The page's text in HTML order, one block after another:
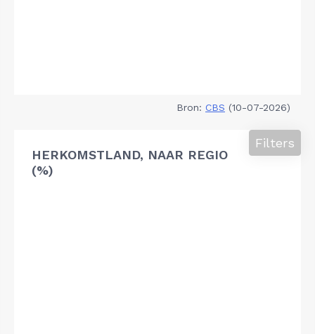
Bron: CBS (10-07-2026)
HERKOMSTLAND, NAAR REGIO
(%)
Filters